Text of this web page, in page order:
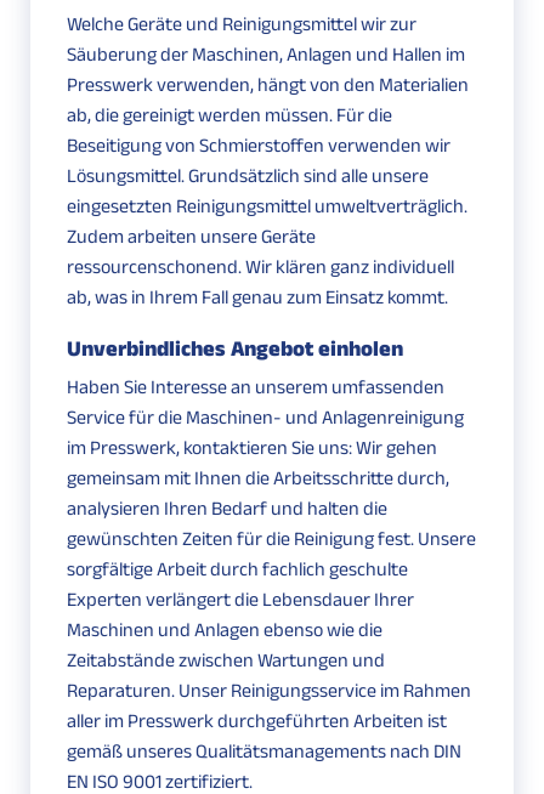
Welche Geräte und Reinigungsmittel wir zur
Säuberung der Maschinen, Anlagen und Hallen im
Presswerk verwenden, hängt von den Materialien
ab, die gereinigt werden müssen. Für die
Beseitigung von Schmierstoffen verwenden wir
Lösungsmittel. Grundsätzlich sind alle unsere
eingesetzten Reinigungsmittel umweltverträglich.
Zudem arbeiten unsere Geräte
ressourcenschonend. Wir klären ganz individuell
ab, was in Ihrem Fall genau zum Einsatz kommt.
Unverbindliches Angebot einholen
Haben Sie Interesse an unserem umfassenden
Service für die Maschinen- und Anlagenreinigung
im Presswerk, kontaktieren Sie uns: Wir gehen
gemeinsam mit Ihnen die Arbeitsschritte durch,
analysieren Ihren Bedarf und halten die
gewünschten Zeiten für die Reinigung fest. Unsere
sorgfältige Arbeit durch fachlich geschulte
Experten verlängert die Lebensdauer Ihrer
Maschinen und Anlagen ebenso wie die
Zeitabstände zwischen Wartungen und
Reparaturen. Unser Reinigungsservice im Rahmen
aller im Presswerk durchgeführten Arbeiten ist
gemäß unseres Qualitätsmanagements nach DIN
EN ISO 9001 zertifiziert.